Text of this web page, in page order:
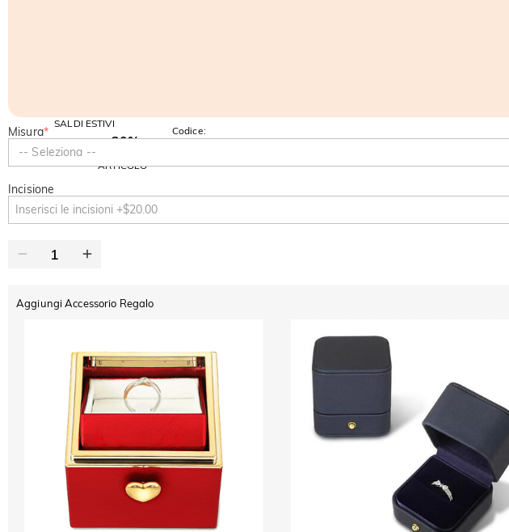
SALDI ESTIVI
-10%
SU TUTTO
-30%
ARTICOLO
Codice:
SUMMER
Misura*
-- Seleziona --
Incisione
Aggiungi Accessorio Regalo